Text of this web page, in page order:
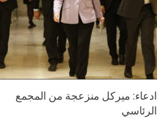
ادعاء: ميركل منزعجة من المجمع
الرئاسي